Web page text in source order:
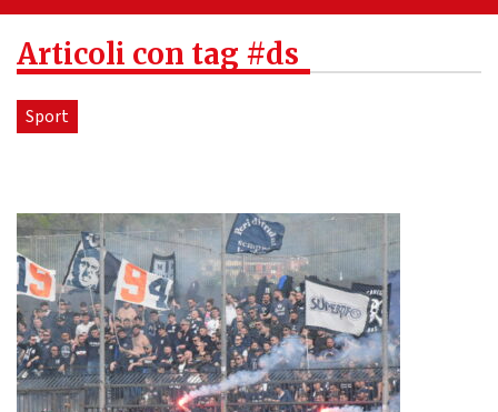
Tirreni, La Fratellanza sull'ultima
seduta consiliare: “Serve
Articoli con tag #ds
Sport